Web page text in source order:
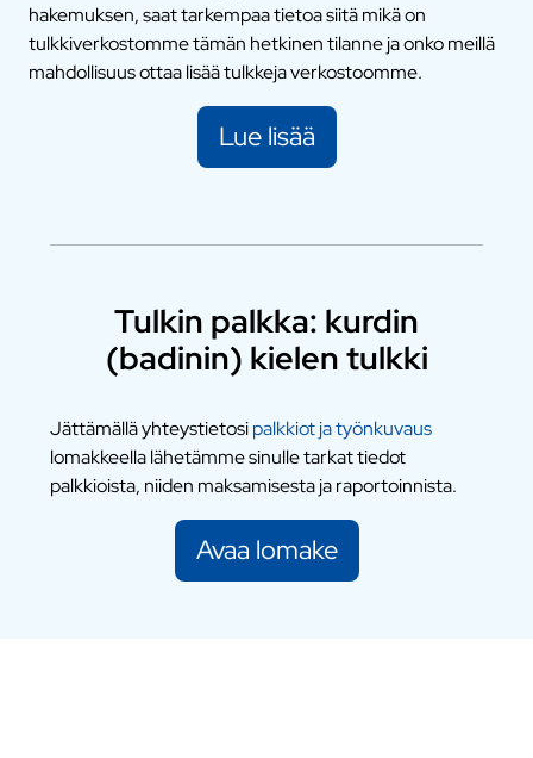
hakemuksen, saat tarkempaa tietoa siitä mikä on
tulkkiverkostomme tämän hetkinen tilanne ja onko meillä
mahdollisuus ottaa lisää tulkkeja verkostoomme.
Lue lisää
Tulkin palkka: kurdin
(badinin) kielen tulkki
Jättämällä yhteystietosipalkkiot ja työnkuvaus
lomakkeella lähetämme sinulle tarkat tiedot
palkkioista, niiden maksamisesta ja raportoinnista.
Avaa lomake